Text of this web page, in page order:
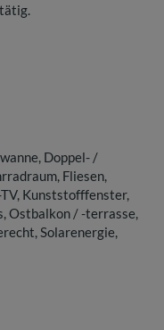
Doppel- /
Fliesen
Kunststofffenster
Ostbalkon / -terrasse
Solarenergie